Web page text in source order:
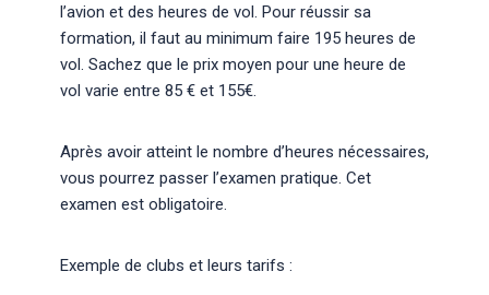
l’avion et des heures de vol. Pour réussir sa
formation, il faut au minimum faire 195 heures de
vol. Sachez que le prix moyen pour une heure de
vol varie entre 85 € et 155€.
Après avoir atteint le nombre d’heures nécessaires,
vous pourrez passer l’examen pratique. Cet
examen est obligatoire.
Exemple de clubs et leurs tarifs :